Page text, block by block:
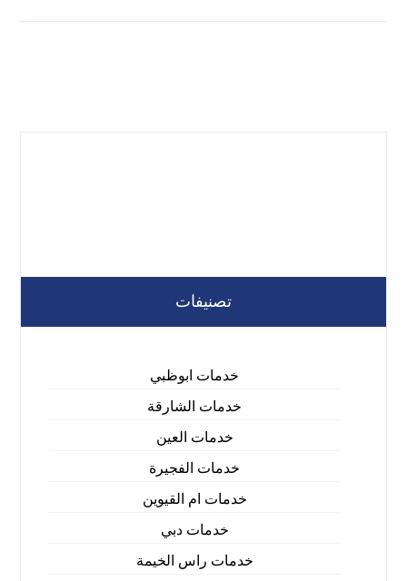
تصنيفات
خدمات ابوظبي
خدمات الشارقة
خدمات العين
خدمات الفجيرة
خدمات ام القيوين
خدمات دبي
خدمات راس الخيمة